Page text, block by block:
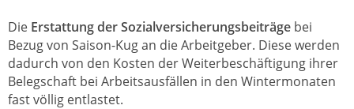
Die Erstattung der Sozialversicherungsbeiträge bei
Bezug von Saison-Kug an die Arbeitgeber. Diese werden
dadurch von den Kosten der Weiterbeschäftigung ihrer
Belegschaft bei Arbeitsausfällen in den Wintermonaten
fast völlig entlastet.